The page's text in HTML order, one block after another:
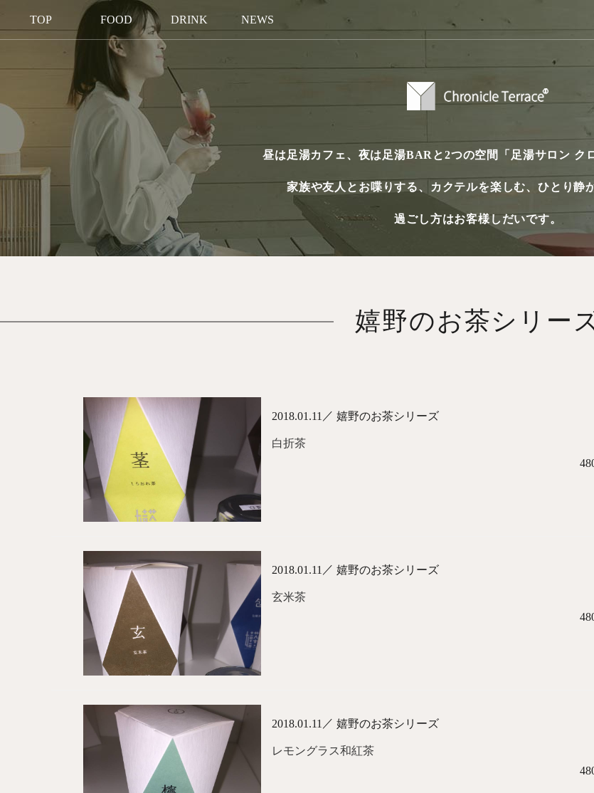
昼は足湯カフェ、夜は足湯BARと2つの空間 「足湯サロン ク
家族や友人とお喋りする、 カクテルを楽しむ、ひとり静
過ごし方はお客様しだいです。
TOP FOOD DRINK NEWS
嬉野のお茶シリー
2018.01.11 ／ 嬉野のお茶シリーズ
白折茶
2018.01.11 ／ 嬉野のお茶シリーズ
玄米茶
2018.01.11 ／ 嬉野のお茶シリーズ
レモングラス和紅茶